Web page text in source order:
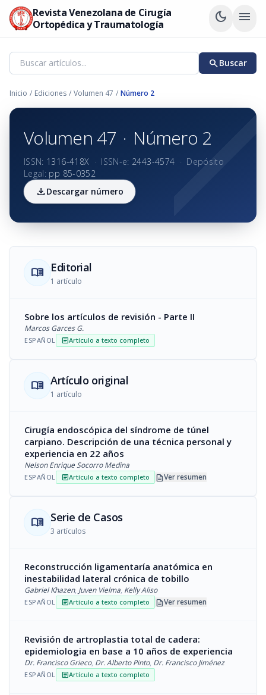
Revista Venezolana de Cirugía
Ortopédica y Traumatología
dark_mode menu
searchBuscar
Inicio / Ediciones / Volumen 47 / Número 2
Volumen 47 · Número 2
ISSN: 1316-418X · ISSN-e: 2443-4574 · Depósito
Legal: pp 85-0352
downloadDescargar número
menu_book Editorial
1 artículo
Sobre los artículos de revisión - Parte II
Marcos Garces G.
ESPAÑOL articleArtículo a texto completo
menu_book Artículo original
1 artículo
Cirugía endoscópica del síndrome de túnel
carpiano. Descripción de una técnica personal y
experiencia en 22 años
Nelson Enrique Socorro Medina
ESPAÑOL articleArtículo a texto completo descriptionVer resumen
menu_book Serie de Casos
3 artículos
Reconstrucción ligamentaría anatómica en
inestabilidad lateral crónica de tobillo
Gabriel Khazen, Juven Vielma, Kelly Aliso
ESPAÑOL articleArtículo a texto completo descriptionVer resumen
Revisión de artroplastia total de cadera:
epidemiologia en base a 10 años de experiencia
Dr. Francisco Grieco, Dr. Alberto Pinto, Dr. Francisco Jiménez
ESPAÑOL articleArtículo a texto completo